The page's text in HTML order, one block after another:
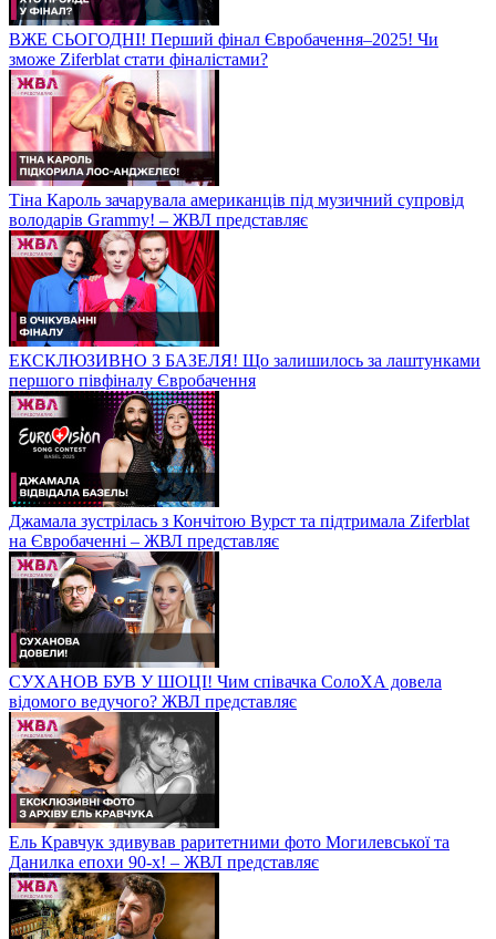
ВЖЕ СЬОГОДНІ! Перший фінал Євробачення–2025! Чи
зможе Ziferblat стати фіналістами?
Тіна Кароль зачарувала американців під музичний супровід
володарів Grammy! – ЖВЛ представляє
ЕКСКЛЮЗИВНО З БАЗЕЛЯ! Що залишилось за лаштунками
першого півфіналу Євробачення
Джамала зустрілась з Кончітою Вурст та підтримала Ziferblat
на Євробаченні – ЖВЛ представляє
СУХАНОВ БУВ У ШОЦІ! Чим співачка СолоХА довела
відомого ведучого? ЖВЛ представляє
Ель Кравчук здивував раритетними фото Могилевської та
Данилка епохи 90-х! – ЖВЛ представляє